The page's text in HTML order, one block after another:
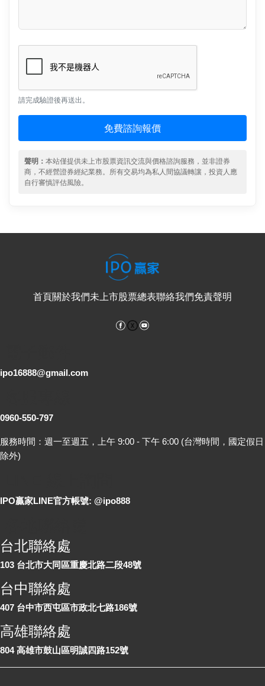
請完成驗證後再送出。
免費諮詢報價
聲明： 本站僅提供未上市股票資訊交流與價格諮詢服務，並非證券
商，不經營證券經紀業務。所有交易均為私人間協議轉讓，投資人應
自行審慎評估風險。
首頁關於我們未上市股票總表聯絡我們免責聲明
Facebook
ipo16888@gmail.com
0960-550-797
服務時間：週一至週五，上午 9:00 - 下午 6:00 (台灣時間，國定假日
除外)
IPO贏家LINE官方帳號: @ipo888
台北聯絡處
103 台北市大同區重慶北路二段48號
台中聯絡處
407 台中市西屯區市政北七路186號
高雄聯絡處
804 高雄市鼓山區明誠四路152號